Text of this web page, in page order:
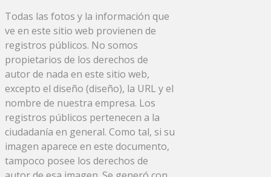
Todas las fotos y la información que
ve en este sitio web provienen de
registros públicos. No somos
propietarios de los derechos de
autor de nada en este sitio web,
excepto el diseño (diseño), la URL y el
nombre de nuestra empresa. Los
registros públicos pertenecen a la
ciudadanía en general. Como tal, si su
imagen aparece en este documento,
tampoco posee los derechos de